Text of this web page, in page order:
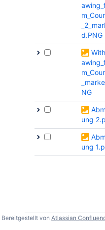
d.PNG
NG
ung
ung
Bereitgestellt von Atlassian